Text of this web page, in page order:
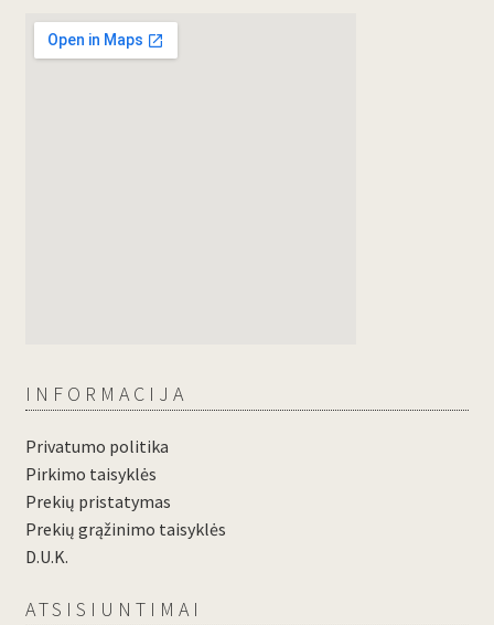
INFORMACIJA
Privatumo politika
Pirkimo taisyklės
Prekių pristatymas
Prekių grąžinimo taisyklės
D.U.K.
ATSISIUNTIMAI